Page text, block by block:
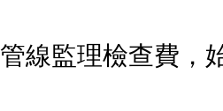
監理檢查費，